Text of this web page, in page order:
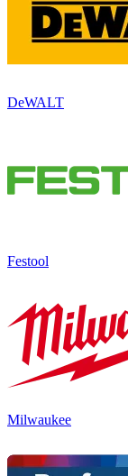
DeWALT
Festool
Milwaukee